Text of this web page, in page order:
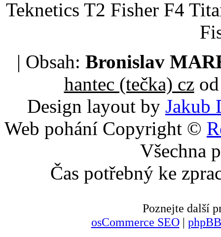
Teknetics T2 Fisher F4
| Obsah: Bronislav
hantec (tečka) czod
Design layout by Jakub
Web pohání Copyright ©
Všechna
Čas potřebný ke
Poznejte další
osCommerce SEO|